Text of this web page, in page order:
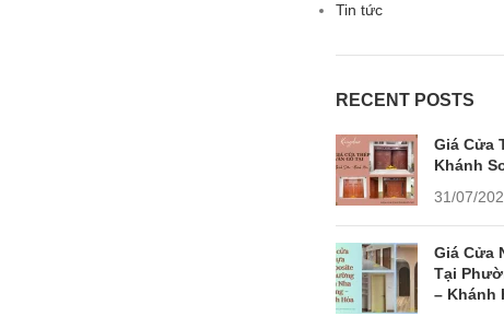
Tin tức
RECENT POSTS
Giá Cửa
Khánh
31/07/
Giá Cửa
Tại
– Khánh